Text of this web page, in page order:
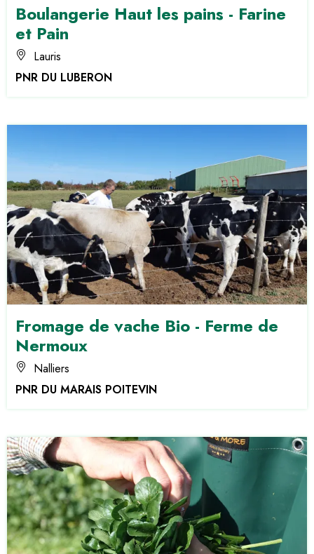
Boulangerie Haut les pains - Farine
et Pain
Lauris
PNR DU LUBERON
Fromage de vache Bio - Ferme de
Nermoux
Nalliers
PNR DU MARAIS POITEVIN